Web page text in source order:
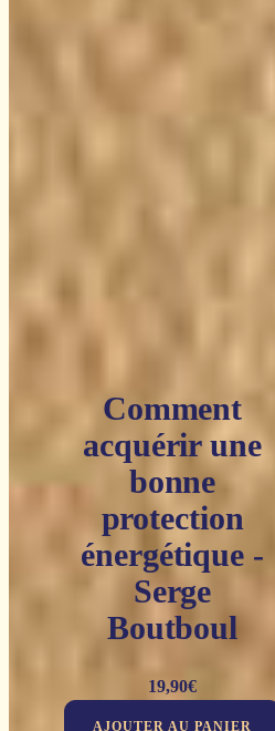
Comment
acquérir une
bonne
protection
énergétique -
Serge
Boutboul
19,90€
AJOUTER AU PANIER